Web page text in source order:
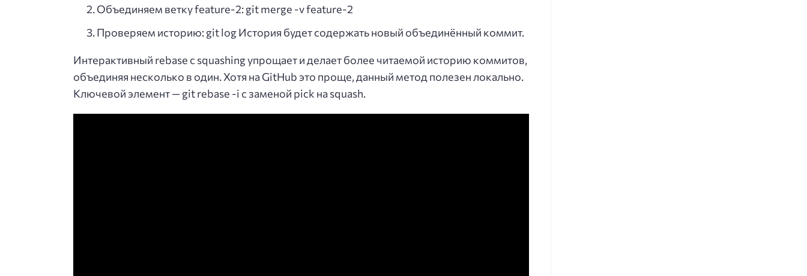
Объединяем ветку feature-2: git merge -v feature-2
Проверяем историю: git log История будет содержать новый объединённый коммит.
Интерактивный rebase с squashing упрощает и делает более читаемой историю коммитов,
объединяя несколько в один. Хотя на GitHub это проще, данный метод полезен локально.
Ключевой элемент — git rebase -i с заменой pick на squash.